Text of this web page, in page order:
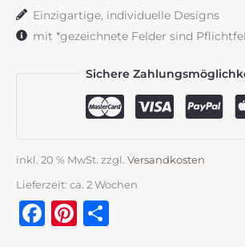
Einzigartige, individuelle Designs
mit *gezeichnete Felder sind
Sichere
inkl. 20 % MwSt. zzgl. Versandkosten
Lieferzeit: ca. 2 Wochen
Facebook
Pinterest